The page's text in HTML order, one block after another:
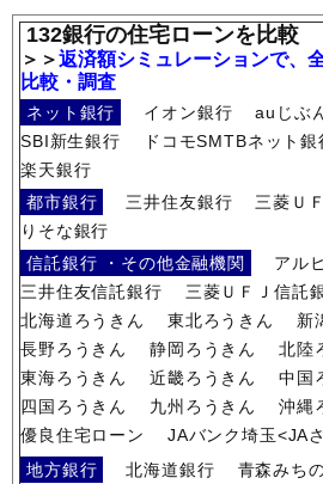
132銀行の住宅ローンを比較
＞＞返済額シミュレーションで、
比較・調査
ネット銀行 イオン銀行 auじぶ
SBI新生銀行
ドコモSMTBネット銀
楽天銀行
都市銀行
三井住友銀行 三菱Ｕ
りそな銀行
信託銀行 ・その他金融機関
アルヒ
三井住友信託銀行
三菱ＵＦＪ信託
北海道ろうきん
東北ろうきん
新
長野ろうきん
静岡ろうきん
北陸
東海ろうきん
近畿ろうきん
中国
四国ろうきん
九州ろうきん
沖縄
優良住宅ローン
JAバンク埼玉<JA
地方銀行
北海道銀行 青森みち